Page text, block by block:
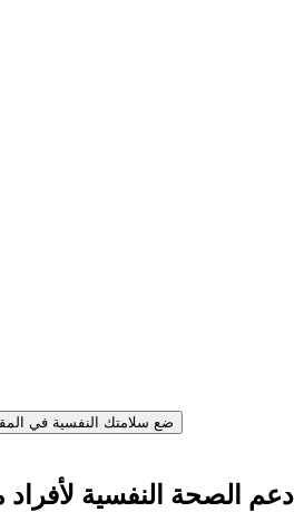
ضع سلامتك النفسية في
دعم الصحة النفسية